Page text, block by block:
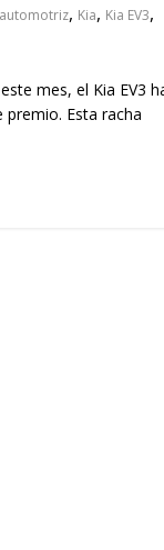
, Kia, Kia EV3,
mes, el Kia EV3
Esta racha